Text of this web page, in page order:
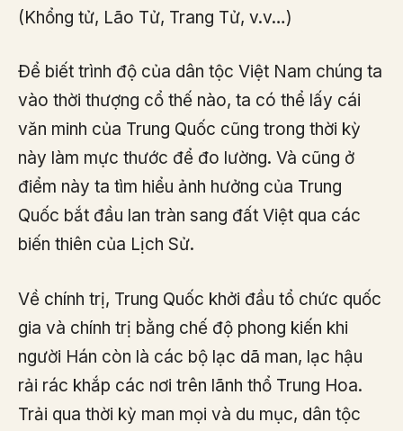
(Khổng tử, Lão Tử, Trang Tử, v.v…)
Để biết trình độ của dân tộc Việt Nam chúng ta
vào thời thượng cổ thế nào, ta có thể lấy cái
văn minh của Trung Quốc cũng trong thời kỳ
này làm mực thước để đo lường. Và cũng ở
điểm này ta tìm hiểu ảnh hưởng của Trung
Quốc bắt đầu lan tràn sang đất Việt qua các
biến thiên của Lịch Sử.
Về chính trị, Trung Quốc khởi đầu tổ chức quốc
gia và chính trị bằng chế độ phong kiến khi
người Hán còn là các bộ lạc dã man, lạc hậu
rải rác khắp các nơi trên lãnh thổ Trung Hoa.
Trải qua thời kỳ man mọi và du mục, dân tộc